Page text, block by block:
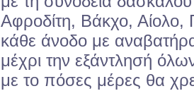
Αφροδίτη, Βάκχο, Αίολο,
κάθε άνοδο με
μέχρι την εξάντλησή
με το πόσες μέρες θα